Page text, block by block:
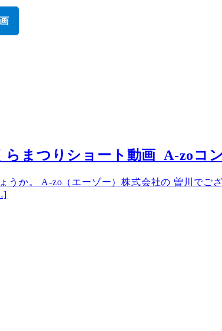
まつりショート動画_A-zoコ
か。 A-zo（エーゾー）株式会社の 曽川でご